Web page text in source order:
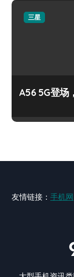
三星
A56 5G登场
友情链接： 手机网